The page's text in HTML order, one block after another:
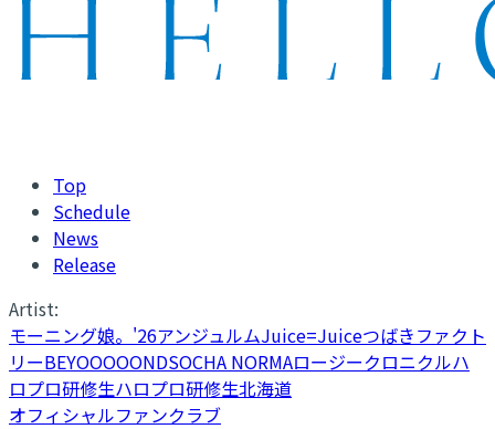
Top
Schedule
News
Release
Artist:
モーニング娘。'26アンジュルムJuice=Juiceつばきファクト
リーBEYOOOOONDSOCHA NORMAロージークロニクルハ
ロプロ研修生ハロプロ研修生北海道
オフィシャルファンクラブ